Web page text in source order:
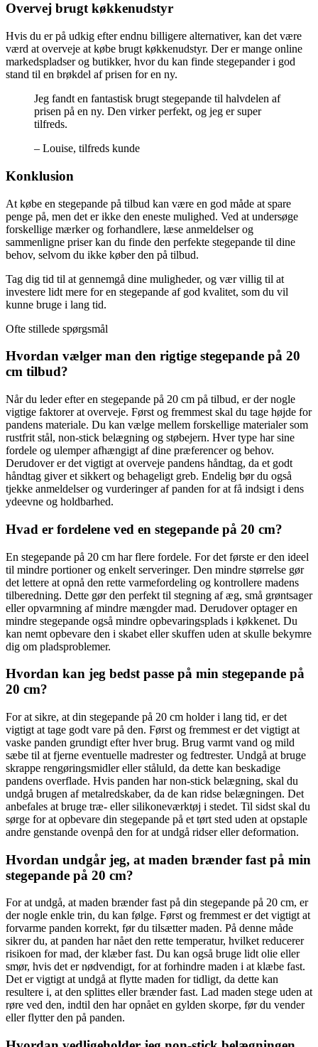
Overvej brugt køkkenudstyr
Hvis du er på udkig efter endnu billigere alternativer, kan det være
værd at overveje at købe brugt køkkenudstyr. Der er mange online
markedspladser og butikker, hvor du kan finde stegepander i god
stand til en brøkdel af prisen for en ny.
Jeg fandt en fantastisk brugt stegepande til halvdelen af
prisen på en ny. Den virker perfekt, og jeg er super
tilfreds.
– Louise, tilfreds kunde
Konklusion
At købe en stegepande på tilbud kan være en god måde at spare
penge på, men det er ikke den eneste mulighed. Ved at undersøge
forskellige mærker og forhandlere, læse anmeldelser og
sammenligne priser kan du finde den perfekte stegepande til dine
behov, selvom du ikke køber den på tilbud.
Tag dig tid til at gennemgå dine muligheder, og vær villig til at
investere lidt mere for en stegepande af god kvalitet, som du vil
kunne bruge i lang tid.
Ofte stillede spørgsmål
Hvordan vælger man den rigtige stegepande på 20
cm tilbud?
Når du leder efter en stegepande på 20 cm på tilbud, er der nogle
vigtige faktorer at overveje. Først og fremmest skal du tage højde for
pandens materiale. Du kan vælge mellem forskellige materialer som
rustfrit stål, non-stick belægning og støbejern. Hver type har sine
fordele og ulemper afhængigt af dine præferencer og behov.
Derudover er det vigtigt at overveje pandens håndtag, da et godt
håndtag giver et sikkert og behageligt greb. Endelig bør du også
tjekke anmeldelser og vurderinger af panden for at få indsigt i dens
ydeevne og holdbarhed.
Hvad er fordelene ved en stegepande på 20 cm?
En stegepande på 20 cm har flere fordele. For det første er den ideel
til mindre portioner og enkelt serveringer. Den mindre størrelse gør
det lettere at opnå den rette varmefordeling og kontrollere madens
tilberedning. Dette gør den perfekt til stegning af æg, små grøntsager
eller opvarmning af mindre mængder mad. Derudover optager en
mindre stegepande også mindre opbevaringsplads i køkkenet. Du
kan nemt opbevare den i skabet eller skuffen uden at skulle bekymre
dig om pladsproblemer.
Hvordan kan jeg bedst passe på min stegepande på
20 cm?
For at sikre, at din stegepande på 20 cm holder i lang tid, er det
vigtigt at tage godt vare på den. Først og fremmest er det vigtigt at
vaske panden grundigt efter hver brug. Brug varmt vand og mild
sæbe til at fjerne eventuelle madrester og fedtrester. Undgå at bruge
skrappe rengøringsmidler eller ståluld, da dette kan beskadige
pandens overflade. Hvis panden har non-stick belægning, skal du
undgå brugen af metalredskaber, da de kan ridse belægningen. Det
anbefales at bruge træ- eller silikoneværktøj i stedet. Til sidst skal du
sørge for at opbevare din stegepande på et tørt sted uden at opstaple
andre genstande ovenpå den for at undgå ridser eller deformation.
Hvordan undgår jeg, at maden brænder fast på min
stegepande på 20 cm?
For at undgå, at maden brænder fast på din stegepande på 20 cm, er
der nogle enkle trin, du kan følge. Først og fremmest er det vigtigt at
forvarme panden korrekt, før du tilsætter maden. På denne måde
sikrer du, at panden har nået den rette temperatur, hvilket reducerer
risikoen for mad, der klæber fast. Du kan også bruge lidt olie eller
smør, hvis det er nødvendigt, for at forhindre maden i at klæbe fast.
Det er vigtigt at undgå at flytte maden for tidligt, da dette kan
resultere i, at den splittes eller brænder fast. Lad maden stege uden at
røre ved den, indtil den har opnået en gylden skorpe, før du vender
eller flytter den på panden.